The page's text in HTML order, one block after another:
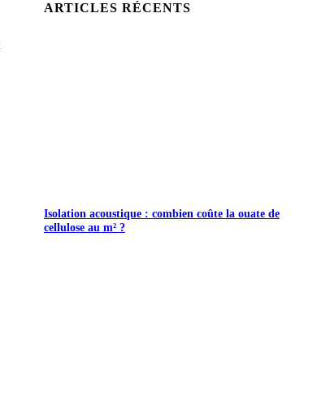
ARTICLES RÉCENTS
Isolation acoustique : combien coûte la ouate de
cellulose au m² ?